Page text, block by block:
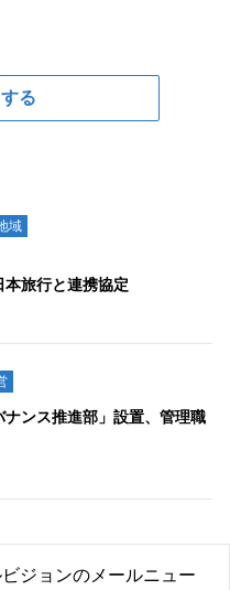
る
域
旅行と連携協定
ンス推進部」設置、管理職
ジョンのメールニュー